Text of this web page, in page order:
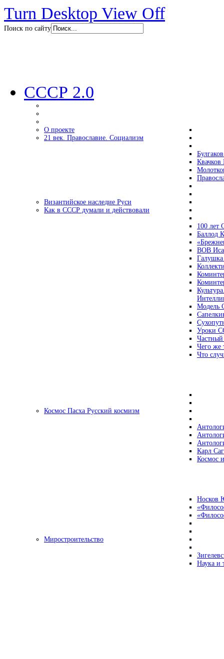
Turn Desktop View Off
Поиск по сайту
СССР 2.0
О проекте
21 век. Православие. Социализм
Византийское наследие Руси
Как в СССР думали и действовали
100 лет
Баллод
ВОВ
Модель
Уроки
Чего же
Что
Космос Пасха Русский космизм
Карл
Космос
Носков
Миростроительство
Наука и